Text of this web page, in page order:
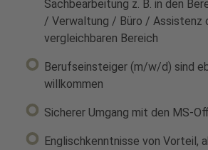
Sachbearbeitung z. B. in den
/ Verwaltung / Büro / Assistenz
vergleichbaren Bereich
Berufseinsteiger (m/w/d) sind
willkommen
Sicherer Umgang mit den MS-
Englischkenntnisse von Vorteil,